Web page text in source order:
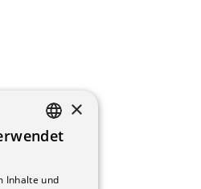
FRENCH
×
Inhalte und